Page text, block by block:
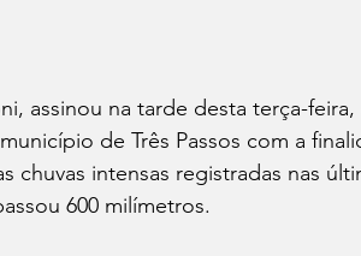
assinou na tarde desta terça-
de Três Passos com a
chuvas intensas registradas nas
600 milímetros.